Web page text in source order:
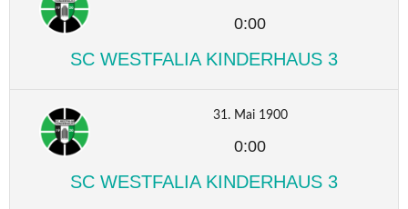
0:00
SC WESTFALIA KINDERHAUS 3
31. Mai 1900
0:00
SC WESTFALIA KINDERHAUS 3